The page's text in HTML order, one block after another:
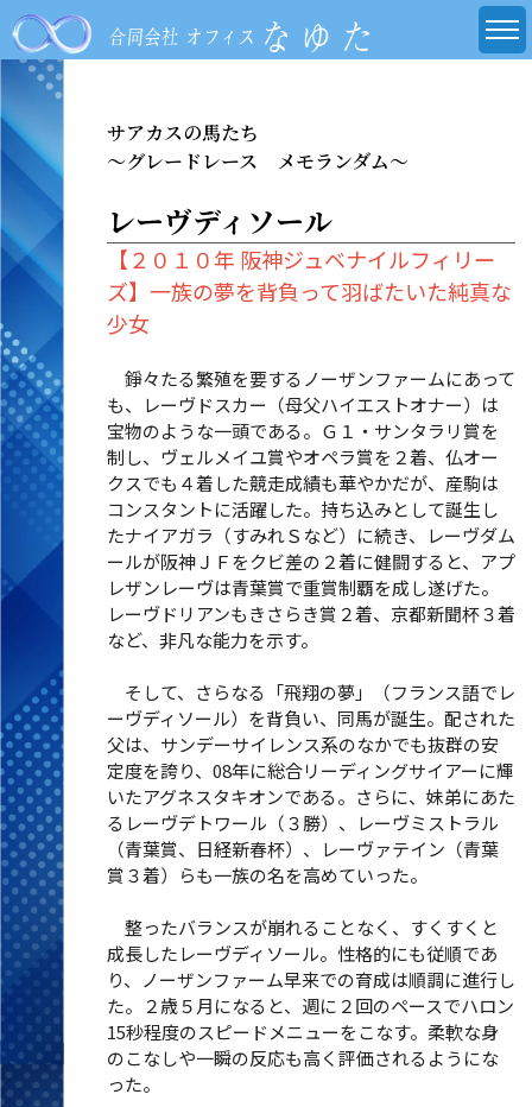
サアカスの馬たち
～グレードレース メモランダム～
レーヴディソール
【２０１０年 阪神ジュベナイルフィリー
ズ】一族の夢を背負って羽ばたいた純真な
少女
錚々たる繁殖を要するノーザンファームにあって
も、レーヴドスカー（母父ハイエストオナー）は
宝物のような一頭である。Ｇ１・サンタラリ賞を
制し、ヴェルメイユ賞やオペラ賞を２着、仏オー
クスでも４着した競走成績も華やかだが、産駒は
コンスタントに活躍した。持ち込みとして誕生し
たナイアガラ（すみれＳなど）に続き、レーヴダム
ールが阪神ＪＦをクビ差の２着に健闘すると、アプ
レザンレーヴは青葉賞で重賞制覇を成し遂げた。
レーヴドリアンもきさらき賞２着、京都新聞杯３着
など、非凡な能力を示す。
そして、さらなる「飛翔の夢」（フランス語でレ
ーヴディソール）を背負い、同馬が誕生。配された
父は、サンデーサイレンス系のなかでも抜群の安
定度を誇り、08年に総合リーディングサイアーに輝
いたアグネスタキオンである。さらに、妹弟にあた
るレーヴデトワール（３勝）、レーヴミストラル
（青葉賞、日経新春杯）、レーヴァテイン（青葉
賞３着）らも一族の名を高めていった。
整ったバランスが崩れることなく、すくすくと
成長したレーヴディソール。性格的にも従順であ
り、ノーザンファーム早来での育成は順調に進行し
た。２歳５月になると、週に２回のペースでハロン
15秒程度のスピードメニューをこなす。柔軟な身
のこなしや一瞬の反応も高く評価されるようにな
った。